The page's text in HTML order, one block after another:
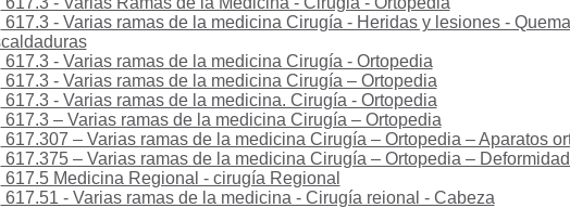
617.3 - Varias ramas de la medicina Cirugía - Heridas y lesiones -
617.3 - Varias ramas de la medicina Cirugía - Ortopedia
617.3 - Varias ramas de la medicina Cirugía – Ortopedia
617.3 - Varias ramas de la medicina. Cirugía - Ortopedia
617.3 – Varias ramas de la medicina Cirugía – Ortopedia
617.307 – Varias ramas de la medicina Cirugía – Ortopedia – Aparatos
617.375 – Varias ramas de la medicina Cirugía – Ortopedia –
617.5 Medicina Regional - cirugía Regional
617.51 - Varias ramas de la medicina - Cirugía reional - Cabeza